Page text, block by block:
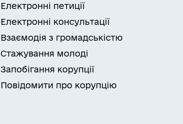
Електронні петиції
Електронні консультації
Взаємодія з громадськістю
Стажування молоді
Запобігання корупції
Повідомити про корупцію